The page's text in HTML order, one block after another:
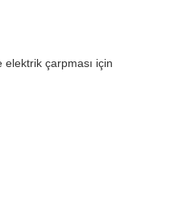
elektrik çarpması için